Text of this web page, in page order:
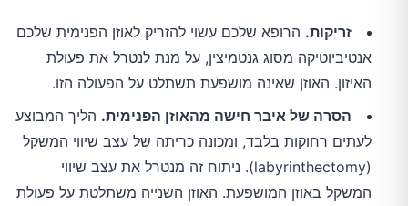
זריקות. הרופא שלכם עשוי להזריק לאוזן הפנימית שלכם
אנטיביוטיקה מסוג גנטמיצין, על מנת לנטרל את פעולת
האיזון. האוזן שאינה מושפעת תשתלט על הפעולה הזו.
הסרה של איבר חישה מהאוזן הפנימית. הליך המבוצע
לעתים רחוקות בלבד, ומכונה כריתה של עצב שיווי המשקל
(labyrinthectomy). ניתוח זה מנטרל את עצב שיווי
המשקל באוזן המושפעת. האוזן השנייה משתלטת על פעולת